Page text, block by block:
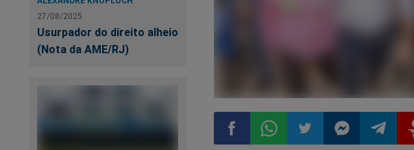
27/08/2025
Usurpador do direito alheio
(Nota da AME/RJ)